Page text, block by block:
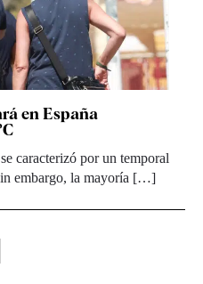
en España
caracterizó por un temporal
embargo, la mayoría […]